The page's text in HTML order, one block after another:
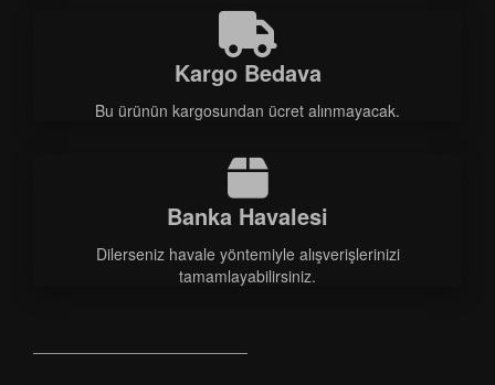
Kargo Bedava
Bu ürünün kargosundan ücret alınmayacak.
Banka Havalesi
Dilerseniz havale yöntemiyle alışverişlerinizi
tamamlayabilirsiniz.